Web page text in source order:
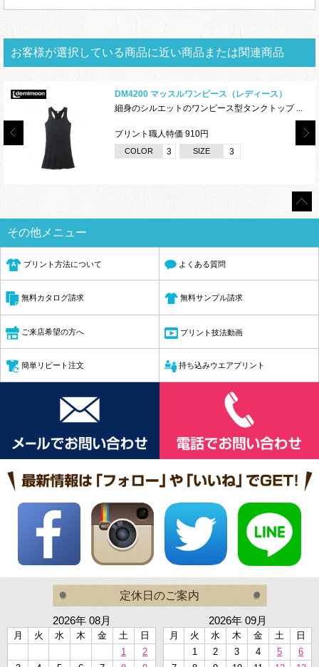
お客様が選択している商品に近い商品または関連商品
DM4200 マッスルワンピース（レディース）
細身のシルエットのワンピース型タンクトップ ...
プリント職人特価 910円
COLOR 3 SIZE 3
その他メニュー
プリント方法について よくある質問
無料カタログ請求 無料サンプル請求
ご来店希望の方へ プリント技法動画
簡単リピート注文 持ち込みウエアプリント
定休日のご案内
2026年 08月
月 火 水 木 金 土
日
1
2
2026年 09月
月 火 水 木 金 土
日
1
2 3 4 5
6